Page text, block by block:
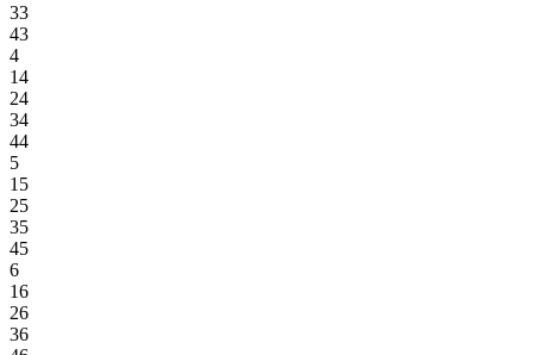
33
43
4
14
24
34
44
5
15
25
35
45
6
16
26
36